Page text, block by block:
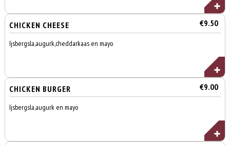
CHICKEN CHEESE €9.50
Ijsbergsla,augurk,cheddarkaas en mayo
CHICKEN BURGER €9.00
Ijsbergsla,augurk en mayo